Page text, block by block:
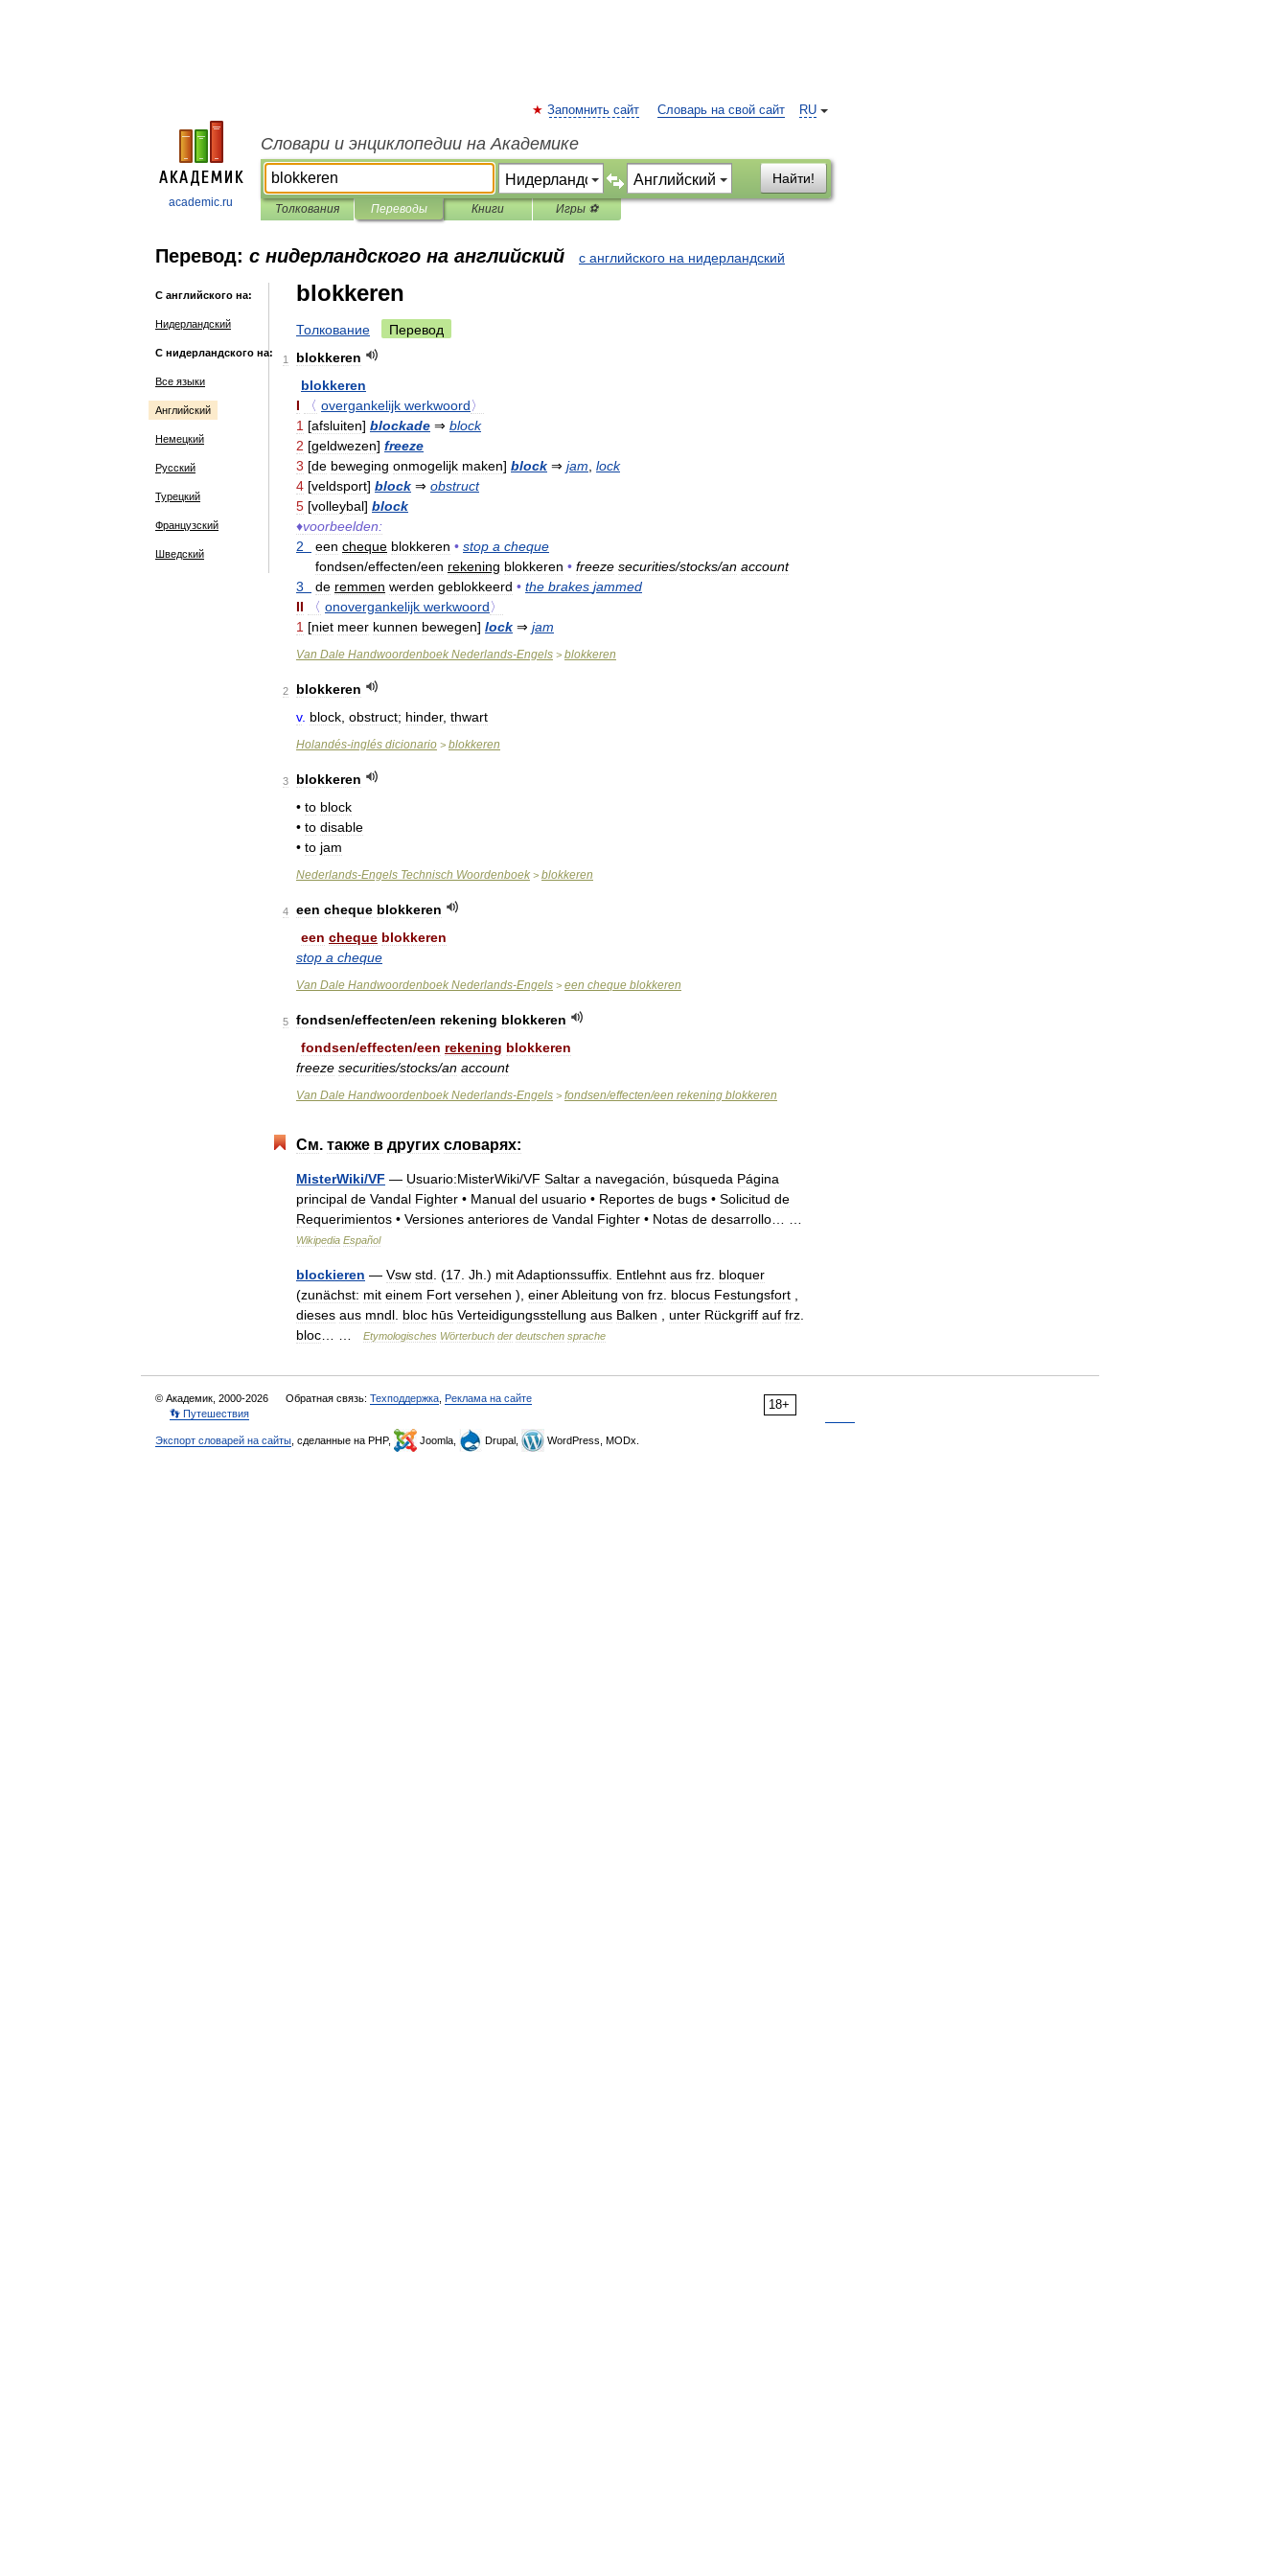
academic.ru
RU
Запомнить сайт Словарь на свой сайт
Словари и энциклопедии на Академике
Найти!
Толкования Переводы Книги Игры ⚽
Перевод: с нидерландского на английский с английского на нидерландский
С английского на:
Нидерландский
С нидерландского на:
Все языки
Английский
Немецкий
Русский
Турецкий
Французский
Шведский
blokkeren
Толкование Перевод
1
blokkeren
blokkeren
I
〈 overgankelijk werkwoord〉
1 [afsluiten] blockade ⇒ block
2 [geldwezen] freeze
3 [de beweging onmogelijk maken] block ⇒ jam lock
4 [veldsport] block ⇒ obstruct
5 [volleybal] block
♦voorbeelden:
2
een cheque blokkeren • stop a cheque
fondsen/effecten/een rekening blokkeren • freeze securities/stocks/an account
3
de remmen werden geblokkeerd • the brakes jammed
II
〈 onovergankelijk werkwoord〉
1 [niet meer kunnen bewegen] lock ⇒ jam
Van Dale Handwoordenboek Nederlands-Engels > blokkeren
2
blokkeren
v. block obstruct; hinder, thwart
Holandés-inglés dicionario > blokkeren
3
blokkeren
• to block
• to disable
• to jam
Nederlands-Engels Technisch Woordenboek > blokkeren
4 een cheque blokkeren
een cheque blokkeren
stop a cheque
Van Dale Handwoordenboek Nederlands-Engels > een cheque blokkeren
5 fondsen/effecten/een rekening blokkeren
fondsen/effecten/een rekening blokkeren
freeze securities/stocks/an account
Van Dale Handwoordenboek Nederlands-Engels > fondsen/effecten/een rekening blokkeren
См. также в других словарях:
MisterWiki/VF — Usuario:MisterWiki/VF Saltar a navegación búsqueda Página
principal de Vandal Fighter • Manual del usuario • Reportes de bugs • Solicitud de
Requerimientos • Versiones anteriores de Vandal Fighter • Notas de desarrollo
Wikipedia Español
blockieren — Vsw std . (17 Jh .) mitAdaptionssuffix Entlehnt aus frz bloquer
(zunächst: mit einem Fort versehen ), einerAbleitung von frz blocus Festungsfort
dieses aus mndl bloc hūs Verteidigungsstellung aus Balken unter Rückgriff auf frz
bloc
Etymologisches Wörterbuch der deutschen sprache
18+
© Академик, 2000-2026 Обратная связь: Техподдержка Реклама на сайте
👣 Путешествия
Экспорт словарей на сайты , сделанные на PHP, Joomla, Drupal, WordPress, MODx.